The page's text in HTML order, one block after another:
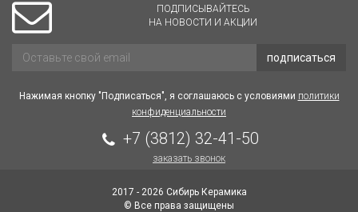
ПОДПИСЫВАЙТЕСЬ
НА НОВОСТИ И АКЦИИ
подписаться
Нажимая кнопку "Подписаться", я соглашаюсь с условиями политики
конфиденциальности
+7 (3812) 32-41-50
заказать звонок
2017 - 2026 Сибирь Керамика
© Все права защищены